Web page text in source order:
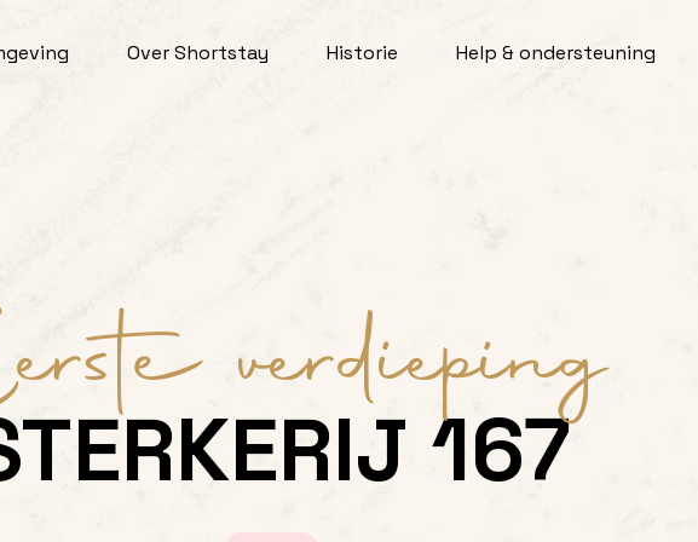
Over Shortstay Historie Help & ondersteuning
verdieping
167